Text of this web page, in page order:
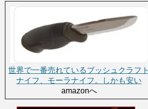
世界で一番売れているブッシュクラフト
ナイフ、モーラナイフ。しかも安い
amazonへ